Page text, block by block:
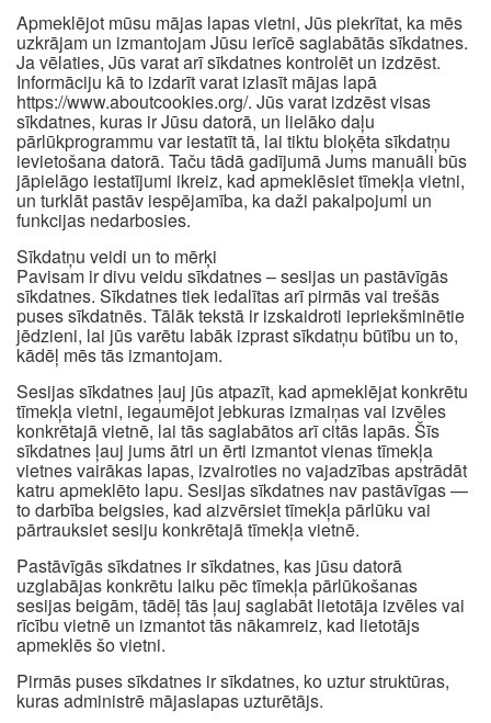
Apmeklējot mūsu mājas lapas vietni, Jūs piekrītat, ka mēs
uzkrājam un izmantojam Jūsu ierīcē saglabātās sīkdatnes.
Ja vēlaties, Jūs varat arī sīkdatnes kontrolēt un izdzēst.
Informāciju kā to izdarīt varat izlasīt mājas lapā
https://www.aboutcookies.org/. Jūs varat izdzēst visas
sīkdatnes, kuras ir Jūsu datorā, un lielāko daļu
pārlūkprogrammu var iestatīt tā, lai tiktu bloķēta sīkdatņu
ievietošana datorā. Taču tādā gadījumā Jums manuāli būs
jāpielāgo iestatījumi ikreiz, kad apmeklēsiet tīmekļa vietni,
un turklāt pastāv iespējamība, ka daži pakalpojumi un
funkcijas nedarbosies.
Sīkdatņu veidi un to mērķi
Pavisam ir divu veidu sīkdatnes – sesijas un pastāvīgās
sīkdatnes. Sīkdatnes tiek iedalītas arī pirmās vai trešās
puses sīkdatnēs. Tālāk tekstā ir izskaidroti iepriekšminētie
jēdzieni, lai jūs varētu labāk izprast sīkdatņu būtību un to,
kādēļ mēs tās izmantojam.
Sesijas sīkdatnes ļauj jūs atpazīt, kad apmeklējat konkrētu
tīmekļa vietni, iegaumējot jebkuras izmaiņas vai izvēles
konkrētajā vietnē, lai tās saglabātos arī citās lapās. Šīs
sīkdatnes ļauj jums ātri un ērti izmantot vienas tīmekļa
vietnes vairākas lapas, izvairoties no vajadzības apstrādāt
katru apmeklēto lapu. Sesijas sīkdatnes nav pastāvīgas —
to darbība beigsies, kad aizvērsiet tīmekļa pārlūku vai
pārtrauksiet sesiju konkrētajā tīmekļa vietnē.
Pastāvīgās sīkdatnes ir sīkdatnes, kas jūsu datorā
uzglabājas konkrētu laiku pēc tīmekļa pārlūkošanas
sesijas beigām, tādēļ tās ļauj saglabāt lietotāja izvēles vai
rīcību vietnē un izmantot tās nākamreiz, kad lietotājs
apmeklēs šo vietni.
Pirmās puses sīkdatnes ir sīkdatnes, ko uztur struktūras,
kuras administrē mājaslapas uzturētājs.